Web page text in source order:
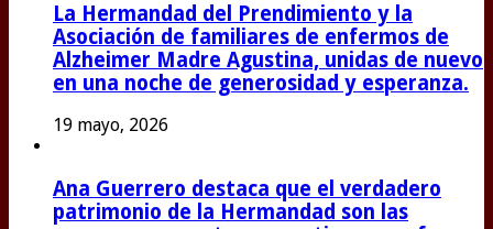
La Hermandad del Prendimiento y la
Asociación de familiares de enfermos de
Alzheimer Madre Agustina, unidas de nuevo
en una noche de generosidad y esperanza.
19 mayo, 2026
Ana Guerrero destaca que el verdadero
patrimonio de la Hermandad son las